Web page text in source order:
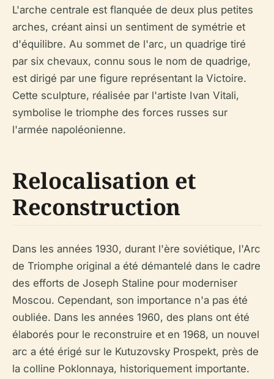
L'arche centrale est flanquée de deux plus petites
arches, créant ainsi un sentiment de symétrie et
d'équilibre. Au sommet de l'arc, un quadrige tiré
par six chevaux, connu sous le nom de quadrige,
est dirigé par une figure représentant la Victoire.
Cette sculpture, réalisée par l'artiste Ivan Vitali,
symbolise le triomphe des forces russes sur
l'armée napoléonienne.
Relocalisation et
Reconstruction
Dans les années 1930, durant l'ère soviétique, l'Arc
de Triomphe original a été démantelé dans le cadre
des efforts de Joseph Staline pour moderniser
Moscou. Cependant, son importance n'a pas été
oubliée. Dans les années 1960, des plans ont été
élaborés pour le reconstruire et en 1968, un nouvel
arc a été érigé sur le Kutuzovsky Prospekt, près de
la colline Poklonnaya, historiquement importante.